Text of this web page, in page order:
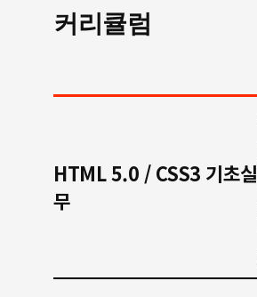
커리큘럼
HTML 5.0 / CSS3 기초실
무